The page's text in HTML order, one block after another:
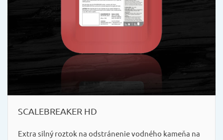
SCALEBREAKER HD
Extra silný roztok na odstránenie vodného kameňa na